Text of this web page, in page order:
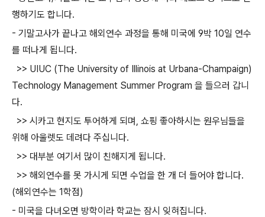
행하기도 합니다.
- 기말고사가 끝나고 해외연수 과정을 통해 미국에 9박 10일 연수
를 떠나게 됩니다.
>> UIUC (The University of Illinois at Urbana-Champaign)
Technology Management Summer Program 을 들으러 갑니
다.
>> 시카고 현지도 투어하게 되며, 쇼핑 좋아하시는 원우님들을
위해 아울렛도 데려다 주십니다.
>> 대부분 여기서 많이 친해지게 됩니다.
>> 해외연수를 못 가시게 되면 수업을 한 개 더 들어야 합니다.
(해외연수는 1학점)
- 미국을 다녀오면 방학이라 학교는 잠시 잊혀집니다.